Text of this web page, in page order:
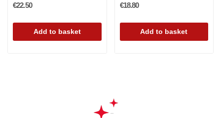
€22.50
Add to basket
€18.80
Add to basket